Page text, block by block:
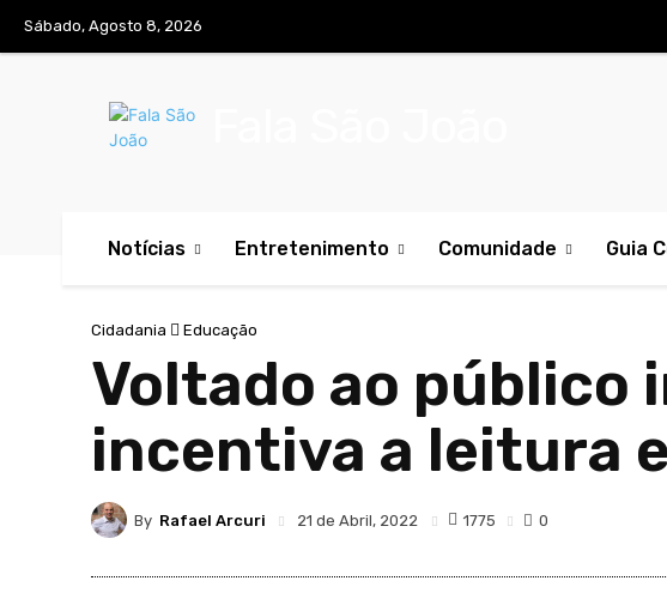
Sábado, Agosto 8, 2026
Notícias Entretenimento Comunidade Guia
Cidadania Educação
Voltado ao público
incentiva a leitura
By Rafael Arcuri 21 de Abril, 2022 1775 0